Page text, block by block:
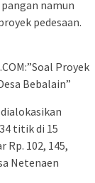
namun
pedesaan.
Proyek
Bebalain”
titik di 15
Rp. 102, 145,
Netenaen